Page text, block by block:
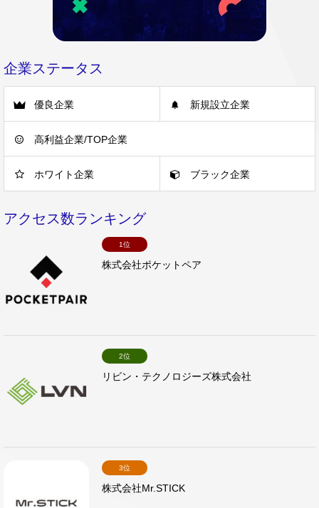
企業ステータス
優良企業 新規設立企業
高利益企業/TOP企業
ホワイト企業 ブラック企業
アクセス数ランキング
1位
株式会社ポケットペア
2位
リビン・テクノロジーズ株式会社
3位
株式会社Mr.STICK